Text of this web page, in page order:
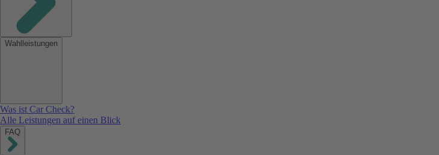
Wahlleistungen
Was ist Car Check?
Alle Leistungen auf einen Blick
FAQ